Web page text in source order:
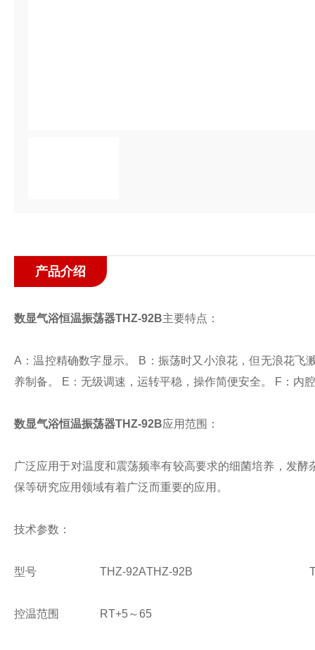
产品介绍
数显气浴恒温振荡器THZ-92B主要特点：
A：温控精确数字显示。 B：振荡时又小浪花，但无浪花飞
养制备。
E：无级调速，运转平稳，操作简便安全。 F：内
数显气浴恒温振荡器THZ-92B应用范围：
广泛应用于对温度和震荡频率有较高要求的细菌培养，发
保等研究应用领域有着广泛而重要的应用。
技术参数：
型号 THZ-92ATHZ-92B
控温范围 RT+5～65